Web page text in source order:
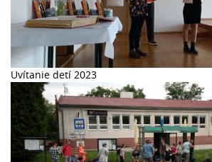
Uvítanie detí 2023